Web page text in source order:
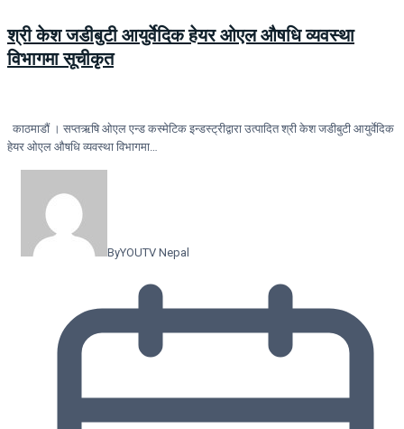
श्री केश जडीबुटी आयुर्वेदिक हेयर ओएल औषधि व्यवस्था
विभागमा सूचीकृत
काठमाडौं । सप्तऋषि ओएल एन्ड कस्मेटिक इन्डस्ट्रीद्वारा उत्पादित श्री केश जडीबुटी आयुर्वेदिक
हेयर ओएल औषधि व्यवस्था विभागमा…
ByYOUTV Nepal